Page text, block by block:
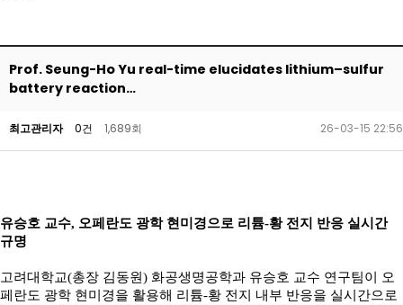
Prof. Seung-Ho Yu real-time elucidates lithium–sulfur
battery reaction…
최고관리자 0건 1,689회 26-03-15 22:56
유승호 교수, 오페란도 광학 현미경으로 리튬-황 전지 반응 실시간
규명
고려대학교(총장 김동원) 화공생명공학과 유승호 교수 연구팀이 오
페란도 광학 현미경을 활용해 리튬-황 전지 내부 반응을 실시간으로